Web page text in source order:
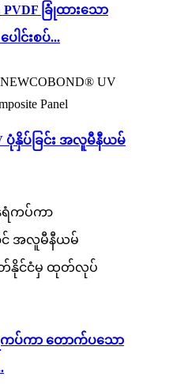
PVDF ခြုံထားသော
ါင်းစပ်...
ပုံနှိပ်ခြင်း အလူမီနီယမ်
ရံကပ်ကာ တောက်ပသော